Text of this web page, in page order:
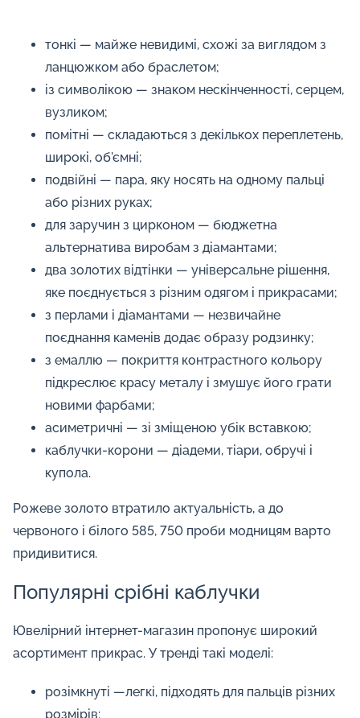
тонкі — майже невидимі, схожі за виглядом з
ланцюжком або браслетом;
із символікою — знаком нескінченності, серцем,
вузликом;
помітні — складаються з декількох переплетень,
широкі, об'ємні;
подвійні — пара, яку носять на одному пальці
або різних руках;
для заручин з цирконом — бюджетна
альтернатива виробам з діамантами;
два золотих відтінки — універсальне рішення,
яке поєднується з різним одягом і прикрасами;
з перлами і діамантами — незвичайне
поєднання каменів додає образу родзинку;
з емаллю — покриття контрастного кольору
підкреслює красу металу і змушує його грати
новими фарбами;
асиметричні — зі зміщеною убік вставкою;
каблучки-корони — діадеми, тіари, обручі і
купола.
Рожеве золото втратило актуальність, а до
червоного і білого 585, 750 проби модницям варто
придивитися.
Популярні срібні каблучки
Ювелірний інтернет-магазин пропонує широкий
асортимент прикрас. У тренді такі моделі:
розімкнуті —легкі, підходять для пальців різних
розмірів;